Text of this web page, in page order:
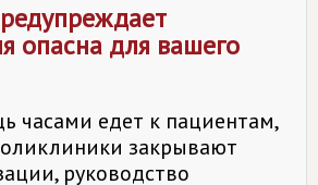
опасна для вашего
часами едет к пациентам,
закрывают
руководство